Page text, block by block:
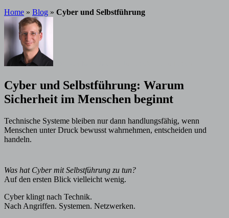
Home » Blog » Cyber und Selbstführung
Cyber und Selbstführung: Warum
Sicherheit im Menschen beginnt
Technische Systeme bleiben nur dann handlungsfähig, wenn
Menschen unter Druck bewusst wahrnehmen, entscheiden und
handeln.
Was hat Cyber mit Selbstführung zu tun?
Auf den ersten Blick vielleicht wenig.
Cyber klingt nach Technik.
Nach Angriffen. Systemen. Netzwerken.